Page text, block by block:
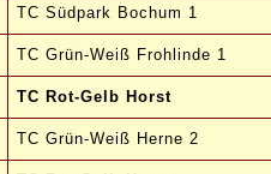
TC Südpark Bochum 1
TC Grün-Weiß Frohlinde 1
TC Rot-Gelb Horst
TC Grün-Weiß Herne 2